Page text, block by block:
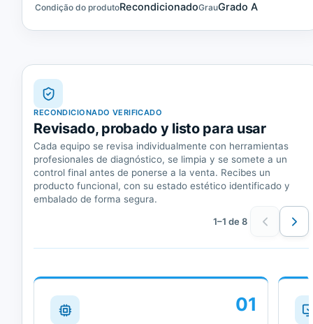
Condição do produtoRecondicionadoGrauGrado A
RECONDICIONADO VERIFICADO
Revisado, probado y listo para usar
Cada equipo se revisa individualmente con herramientas
profesionales de diagnóstico, se limpia y se somete a un
control final antes de ponerse a la venta. Recibes un
producto funcional, con su estado estético identificado y
embalado de forma segura.
1–1 de 8
01